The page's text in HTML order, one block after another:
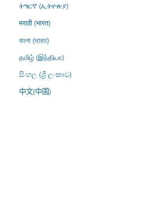
ትግርኛ (ኢትዮጵያ)
मराठी (भारत)
বাংলা (ভারত)
தமிழ் (இந்தியா)
සිංහල (ශ්‍රී ලංකාව)
中文(中国)